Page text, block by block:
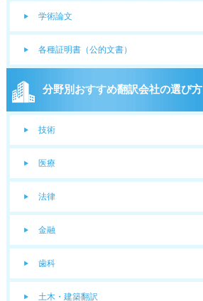
学術論文
各種証明書（公的文書）
分野別おすすめ翻訳会社の選び方
技術
医療
法律
金融
歯科
土木・建築翻訳